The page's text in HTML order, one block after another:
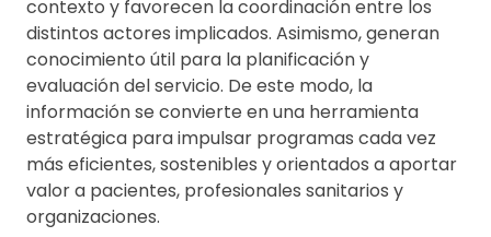
contexto y favorecen la coordinación entre los
distintos actores implicados. Asimismo, generan
conocimiento útil para la planificación y
evaluación del servicio. De este modo, la
información se convierte en una herramienta
estratégica para impulsar programas cada vez
más eficientes, sostenibles y orientados a aportar
valor a pacientes, profesionales sanitarios y
organizaciones.